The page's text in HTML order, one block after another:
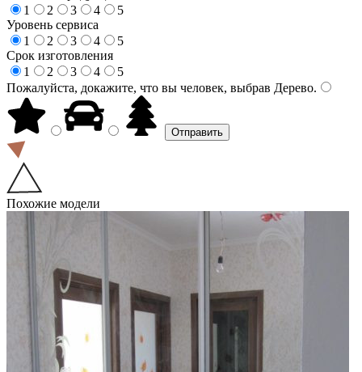
1
2 3 4
5
Уровень сервиса
1
2 3 4
5
Срок изготовления
1
2 3 4
5
Пожалуйста, докажите, что вы человек, выбрав Дерево.
Похожие модели